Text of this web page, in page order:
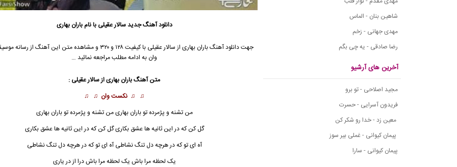
شاهین بنان - الماس
مهدی جهانی - زخم
رضا صادقی - یه چی بگم
آخرین های آرشیو
مجید اصلاحی - تو برو
فریدون آسرایی - حسرت
معین زد - خدا رو شکر کن
پیمان کیوانی - غملی بیر سوز
پیمان کیوانی - سارا
دانلود آهنگ جدیدسالار عقیلی با نام باران بهاری
جهت دانلود آهنگ باران بهاری از سالار عقیلی
با کیفیت ۱۲۸ و ۳۲۰ و مشاهده متن این آهنگ از
وان به ادامه مطلب مراجعه نمائید …
متن آهنگباران بهاریازسالار عقیلی :
♫ ♫ نکست وان ♫ ♫
من تشنه و پژمرده توباران بهاریمن تشنه و پژمرده تو باران بهاری
گل کن که در این ثانیه ها عشق بکاری گل کن که در این ثانیه ها عشق بکاری
آه ای تو که در هرچه دل تنگ نشاطی آه ای تو که در هرچه دل تنگ نشاطی
یک لحظه مرا باش یک لحظه مرا باش درا از در یاری